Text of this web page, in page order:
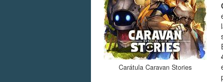
Carátula Caravan Stories